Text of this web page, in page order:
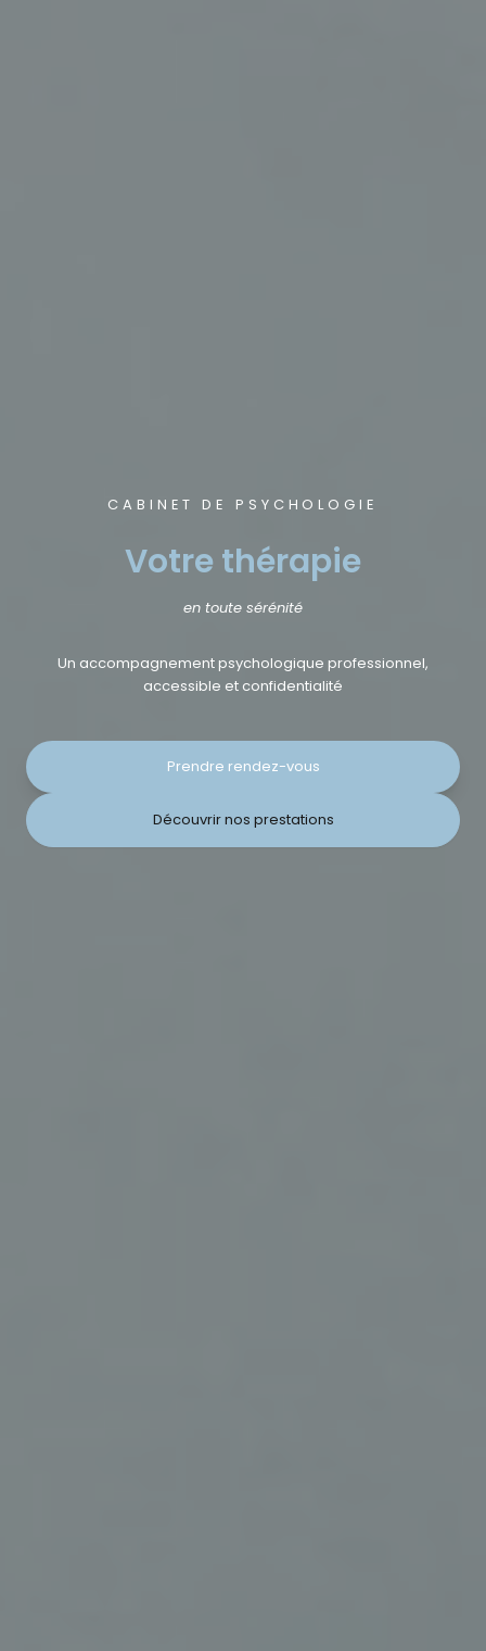
CABINET DE PSYCHOLOGIE
Votre thérapie
en toute sérénité
Un accompagnement psychologique professionnel,
accessible et confidentialité
Prendre rendez-vous
Découvrir nos prestations